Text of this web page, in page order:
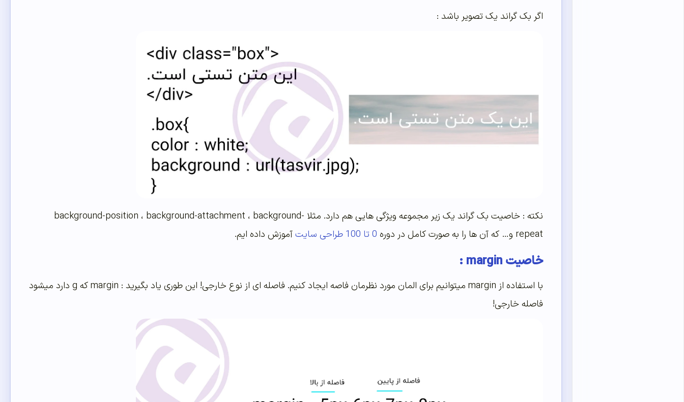
اگر بک گراند یک تصویر باشد :
نکته : خاصیت بک گراند یک زیر مجموعه ویژگی هایی هم دارد. مثلا background-position ، background-attachment ، background-
repeat و… که آن ها را به صورت کامل در دوره
0 تا 100 طراحی سایت آموزش داده ایم.
خاصیت margin :
با استفاده از margin میتوانیم برای المان مورد نظرمان فاصه ایجاد کنیم. فاصله ای از نوع خارجی! این طوری یاد بگیرید : margin که g دارد میشود
فاصله خارجی!